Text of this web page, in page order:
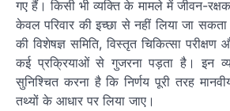
गए हैं। किसी भी व्यक्ति के मामले में जीवन-
केवल परिवार की इच्छा से नहीं लिया जा
की विशेषज्ञ समिति, विस्तृत चिकित्सा
कई प्रक्रियाओं से गुजरना पड़ता है। इन
सुनिश्चित करना है कि निर्णय पूरी तरह
तथ्यों के आधार पर लिया जाए।